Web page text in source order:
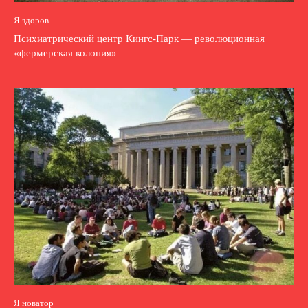
Я здоров
Психиатрический центр Кингс-Парк — революционная
«фермерская колония»
Я новатор